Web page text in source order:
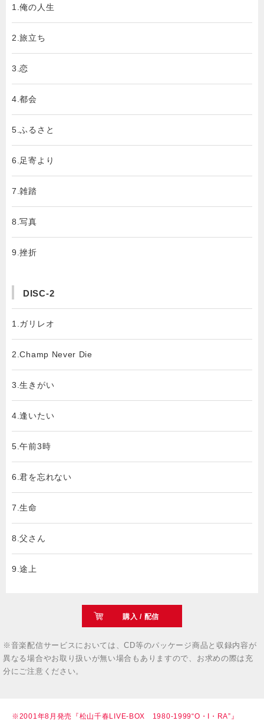
1.俺の人生
2.旅立ち
3.恋
4.都会
5.ふるさと
6.足寄より
7.雑踏
8.写真
9.挫折
DISC-2
1.ガリレオ
2.Champ Never Die
3.生きがい
4.逢いたい
5.午前3時
6.君を忘れない
7.生命
8.父さん
9.途上
購入 / 配信
※音楽配信サービスにおいては、CD等のパッケージ商品と収録内容が
異なる場合やお取り扱いが無い場合もありますので、お求めの際は充
分にご注意ください。
※2001年8月発売『松山千春LIVE-BOX 1980-1999“O・I・RA”』